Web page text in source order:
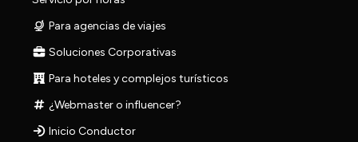
Para agencias de viajes
Soluciones Corporativas
Para hoteles y complejos turísticos
¿Webmaster o influencer?
Inicio Conductor